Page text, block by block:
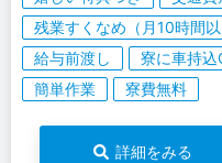
残業すくなめ（月10時間以
給与前渡し
寮に車持込
簡単作業
寮費無料
詳細をみる